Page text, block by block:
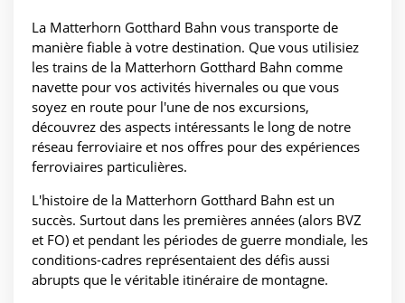
La Matterhorn Gotthard Bahn vous transporte de
manière fiable à votre destination. Que vous utilisiez
les trains de la Matterhorn Gotthard Bahn comme
navette pour vos activités hivernales ou que vous
soyez en route pour l'une de nos excursions,
découvrez des aspects intéressants le long de notre
réseau ferroviaire et nos offres pour des expériences
ferroviaires particulières.
L'histoire de la Matterhorn Gotthard Bahn est un
succès. Surtout dans les premières années (alors BVZ
et FO) et pendant les périodes de guerre mondiale, les
conditions-cadres représentaient des défis aussi
abrupts que le véritable itinéraire de montagne.